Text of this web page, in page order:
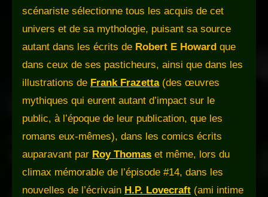
scénariste sélectionne tous les acquis de cet
univers et de sa mythologie, puisant sa source
autant dans les écrits de Robert E Howard que
dans ceux de ses pasticheurs, ainsi que dans les
illustrations de Frank Frazetta (des œuvres
mythiques qui eurent autant d’impact sur le
public, à l’époque de leur publication, que les
romans eux-mêmes), dans les comics écrits
auparavant par Roy Thomas et même, lors du
climax mémorable de l’épisode #14, dans les
nouvelles de l’écrivain H.P. Lovecraft (ami intime